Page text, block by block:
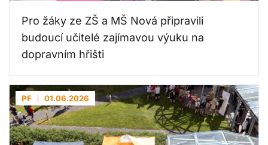
Pro žáky ze ZŠ a MŠ Nová připravili
budoucí učitelé zajímavou výuku na
dopravním hřišti
PF 01.06.2026